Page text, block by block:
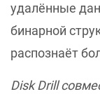
удалённые
бинарной
распознаёт
Disk Drill